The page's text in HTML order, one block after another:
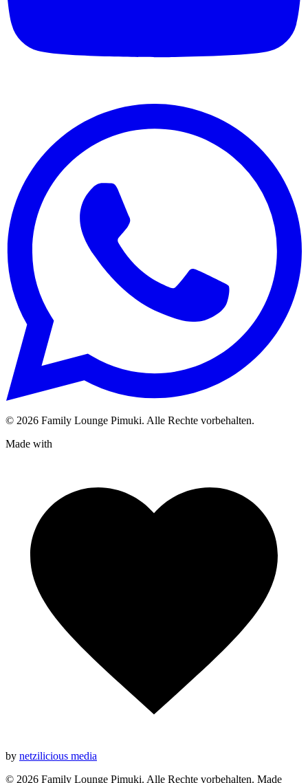
© 2026 Family Lounge Pimuki. Alle Rechte vorbehalten.
Made with
by netzilicious media
© 2026 Family Lounge Pimuki. Alle Rechte vorbehalten. Made